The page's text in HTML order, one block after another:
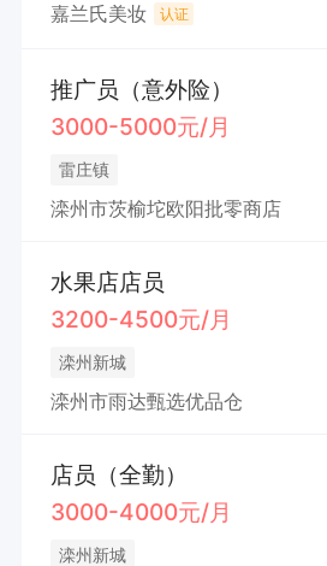
嘉兰氏美妆 认证
推广员（意外险）
3000-5000元/月
雷庄镇
滦州市茨榆坨欧阳批零商店
水果店店员
3200-4500元/月
滦州新城
滦州市雨达甄选优品仓
店员（全勤）
3000-4000元/月
滦州新城